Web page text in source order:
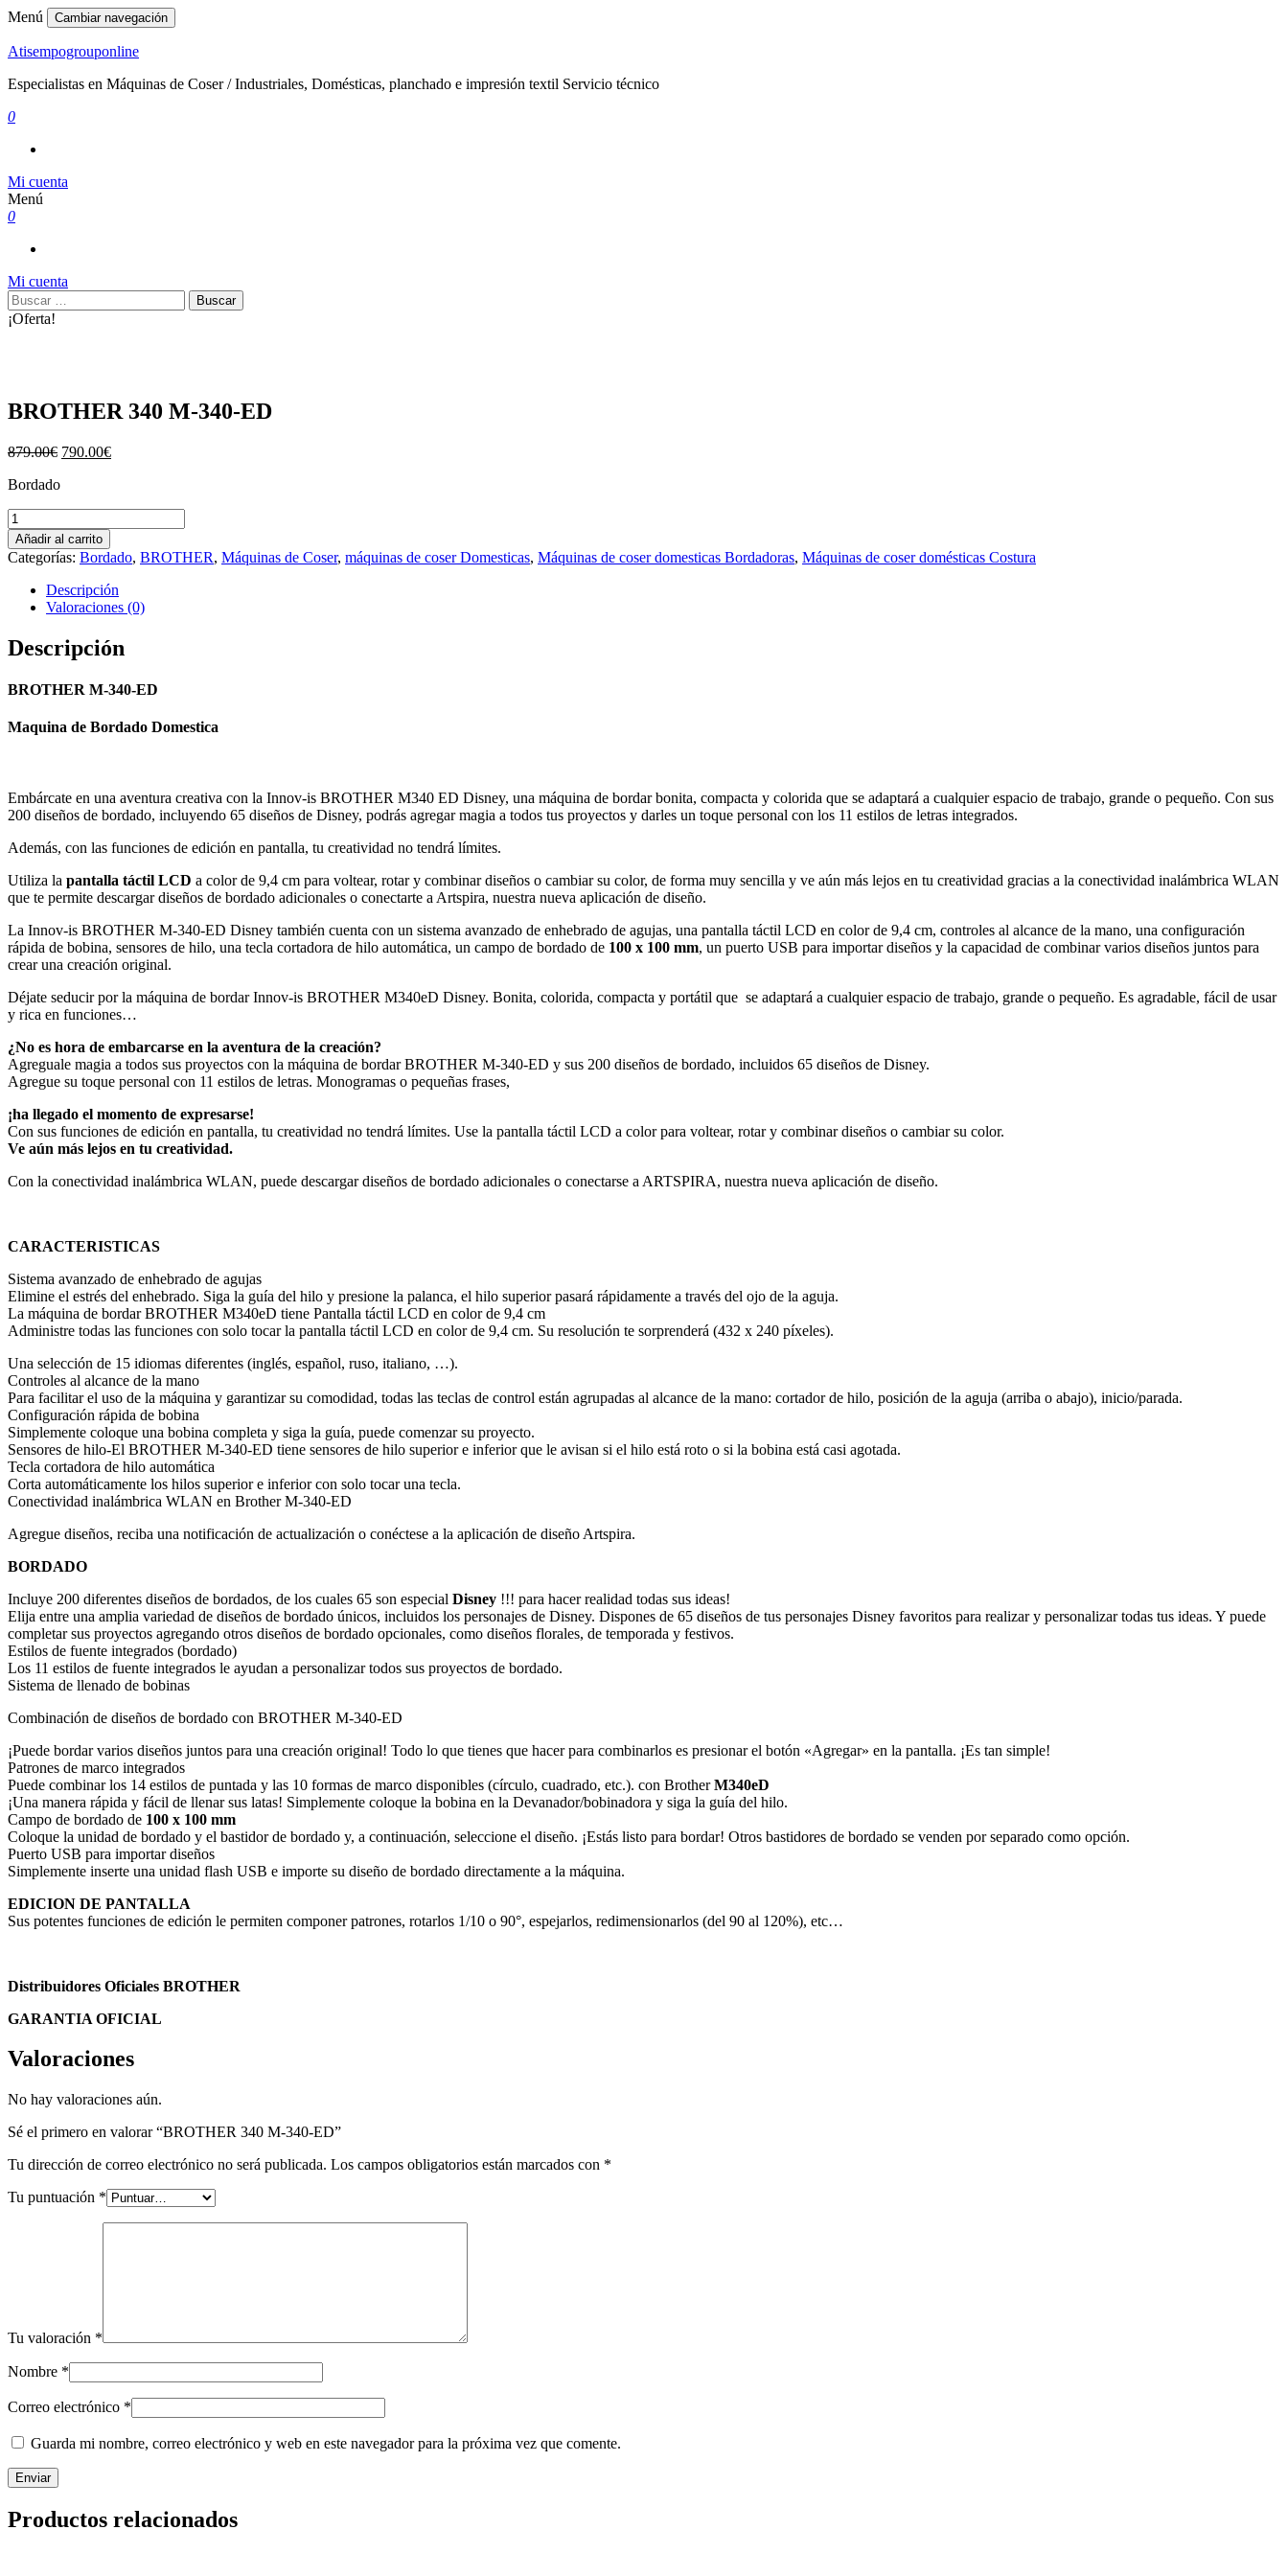
Menú Cambiar navegación
Atisempogrouponline
Especialistas en Máquinas de Coser / Industriales, Domésticas, planchado e impresión textil Servicio técnico
0
Mi cuenta
Menú
0
Mi cuenta
Buscar:
¡Oferta!
BROTHER 340 M-340-ED
879.00€ El
790.00€El
Bordado
BROTHER
340
M-
340-
cantidad
Añadir al carrito
Categorías: Bordado, BROTHER, Máquinas de Coser, máquinas de coser Domesticas, Máquinas de coser domesticas Bordadoras, Máquinas de coser domésticas Costura
Descripción
Valoraciones (0)
Descripción
BROTHER M-340-ED
Maquina de Bordado Domestica
Embárcate en una aventura creativa con la Innov-is BROTHER M340 ED Disney, una máquina de bordar bonita, compacta y colorida que se adaptará a cualquier espacio de trabajo, grande o pequeño. Con sus
200 diseños de bordado, incluyendo 65 diseños de Disney, podrás agregar magia a todos tus proyectos y darles un toque personal con los 11 estilos de letras integrados.
Además, con las funciones de edición en pantalla, tu creatividad no tendrá límites.
Utiliza la pantalla táctil LCD a color de 9,4 cm para voltear, rotar y combinar diseños o cambiar su color, de forma muy sencilla y ve aún más lejos en tu creatividad gracias a la conectividad inalámbrica WLAN
que te permite descargar diseños de bordado adicionales o conectarte a Artspira, nuestra nueva aplicación de diseño.
La Innov-is BROTHER M-340-ED Disney también cuenta con un sistema avanzado de enhebrado de agujas, una pantalla táctil LCD en color de 9,4 cm, controles al alcance de la mano, una configuración
rápida de bobina, sensores de hilo, una tecla cortadora de hilo automática, un campo de bordado de 100 x 100 mm, un puerto USB para importar diseños y la capacidad de combinar varios diseños juntos para
crear una creación original.
Déjate seducir por la máquina de bordar Innov-is BROTHER M340eD Disney. Bonita, colorida, compacta y portátil que se adaptará a cualquier espacio de trabajo, grande o pequeño. Es agradable, fácil de usar
y rica en funciones…
¿No es hora de embarcarse en la aventura de la creación?
Agreguale magia a todos sus proyectos con la máquina de bordar BROTHER M-340-ED y sus 200 diseños de bordado, incluidos 65 diseños de Disney.
Agregue su toque personal con 11 estilos de letras. Monogramas o pequeñas frases,
¡ha llegado el momento de expresarse!
Con sus funciones de edición en pantalla, tu creatividad no tendrá límites. Use la pantalla táctil LCD a color para voltear, rotar y combinar diseños o cambiar su color.
Ve aún más lejos en tu creatividad.
Con la conectividad inalámbrica WLAN, puede descargar diseños de bordado adicionales o conectarse a ARTSPIRA, nuestra nueva aplicación de diseño.
CARACTERISTICAS
Sistema avanzado de enhebrado de agujas
Elimine el estrés del enhebrado. Siga la guía del hilo y presione la palanca, el hilo superior pasará rápidamente a través del ojo de la aguja.
La máquina de bordar BROTHER M340eD tiene Pantalla táctil LCD en color de 9,4 cm
Administre todas las funciones con solo tocar la pantalla táctil LCD en color de 9,4 cm. Su resolución te sorprenderá (432 x 240 píxeles).
Una selección de 15 idiomas diferentes (inglés, español, ruso, italiano, …).
Controles al alcance de la mano
Para facilitar el uso de la máquina y garantizar su comodidad, todas las teclas de control están agrupadas al alcance de la mano: cortador de hilo, posición de la aguja (arriba o abajo), inicio/parada.
Configuración rápida de bobina
Simplemente coloque una bobina completa y siga la guía, puede comenzar su proyecto.
Sensores de hilo-El BROTHER M-340-ED tiene sensores de hilo superior e inferior que le avisan si el hilo está roto o si la bobina está casi agotada.
Tecla cortadora de hilo automática
Corta automáticamente los hilos superior e inferior con solo tocar una tecla.
Conectividad inalámbrica WLAN en Brother M-340-ED
Agregue diseños, reciba una notificación de actualización o conéctese a la aplicación de diseño Artspira.
BORDADO
Incluye 200 diferentes diseños de bordados, de los cuales 65 son especial Disney !!! para hacer realidad todas sus ideas!
Elija entre una amplia variedad de diseños de bordado únicos, incluidos los personajes de Disney. Dispones de 65 diseños de tus personajes Disney favoritos para realizar y personalizar todas tus ideas. Y puede
completar sus proyectos agregando otros diseños de bordado opcionales, como diseños florales, de temporada y festivos.
Estilos de fuente integrados (bordado)
Los 11 estilos de fuente integrados le ayudan a personalizar todos sus proyectos de bordado.
Sistema de llenado de bobinas
Combinación de diseños de bordado con BROTHER M-340-ED
¡Puede bordar varios diseños juntos para una creación original! Todo lo que tienes que hacer para combinarlos es presionar el botón «Agregar» en la pantalla. ¡Es tan simple!
Patrones de marco integrados
Puede combinar los 14 estilos de puntada y las 10 formas de marco disponibles (círculo, cuadrado, etc.). con BrotherM340eD
¡Una manera rápida y fácil de llenar sus latas! Simplemente coloque la bobina en la Devanador/bobinadora y siga la guía del hilo.
Campo de bordado de 100 x 100 mm
Coloque la unidad de bordado y el bastidor de bordado y, a continuación, seleccione el diseño. ¡Estás listo para bordar! Otros bastidores de bordado se venden por separado como opción.
Puerto USB para importar diseños
Simplemente inserte una unidad flash USB e importe su diseño de bordado directamente a la máquina.
EDICION DE PANTALLA
Sus potentes funciones de edición le permiten componer patrones, rotarlos 1/10 o 90°, espejarlos, redimensionarlos (del 90 al 120%), etc…
Distribuidores Oficiales BROTHER
GARANTIA OFICIAL
Valoraciones
No hay valoraciones aún.
Sé el primero en valorar “BROTHER 340 M-340-ED”
Tu dirección de correo electrónico no será publicada. Los campos obligatorios están marcados con *
Tu puntuación *
Tu valoración *
Nombre *
Correo electrónico *
Guarda mi nombre, correo electrónico y web en este navegador para la próxima vez que comente.
Productos relacionados